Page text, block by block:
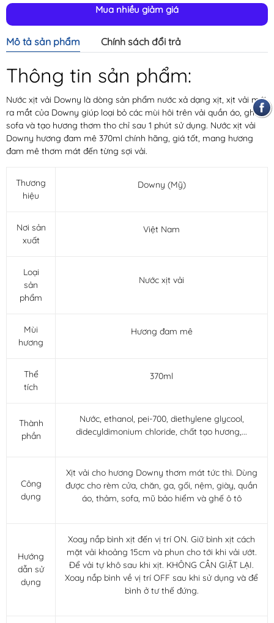
Mua nhiều giảm giá
Mô tả sản phẩm Chính sách đổi trả
Thông tin sản phẩm:
Nước xịt vải Downy là dòng sản phẩm nước xả dạng xịt, xịt vải mới
ra mắt của Downy giúp loại bỏ các mùi hôi trên vải quần áo, ghế
sofa và tạo hương thơm tho chỉ sau 1 phút sử dụng. Nước xịt vải
Downy hương đam mê 370ml chính hãng, giá tốt, mang hương
đam mê thơm mát đến từng sợi vải.
Thương
hiệu
Downy (Mỹ)
Nơi sản
xuất
Việt Nam
Loại
sản
phẩm
Nước xịt vải
Mùi
hương
Hương đam mê
Thể
tích
370ml
Thành
phần
Nước, ethanol, pei-700, diethylene glycool,
didecyldimonium chloride, chất tạo hương,...
Công
dụng
Xịt vải cho hương Downy thơm mát tức thì. Dùng
được cho rèm cửa, chăn, ga, gối, nệm, giày, quần
áo, thảm, sofa, mũ bảo hiểm và ghế ô tô
Hướng
dẫn sử
dụng
Xoay nắp bình xịt đến vị trí ON. Giữ bình xịt cách
mặt vải khoảng 15cm và phun cho tới khi vải ướt.
Để vải tự khô sau khi xịt. KHÔNG CẦN GIẶT LẠI.
Xoay nắp bình về vị trí OFF sau khi sử dụng và để
bình ở tư thế đứng.